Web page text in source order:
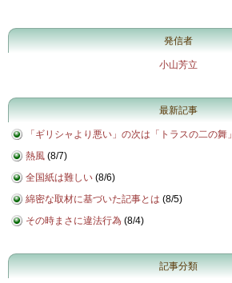
発信者
小山芳立
最新記事
「ギリシャより悪い」の次は「トラスの二の舞」
熱風 (8/7)
全国紙は難しい (8/6)
綿密な取材に基づいた記事とは (8/5)
その時まさに違法行為 (8/4)
記事分類